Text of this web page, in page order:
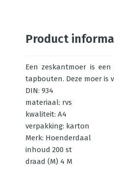
Product
Een zeskantmoer is
tapbouten. Deze moer is
DIN: 934
materiaal: rvs
kwaliteit: A4
verpakking: karton
Merk: Hoenderdaal
inhoud 200 st
draad (M) 4 M